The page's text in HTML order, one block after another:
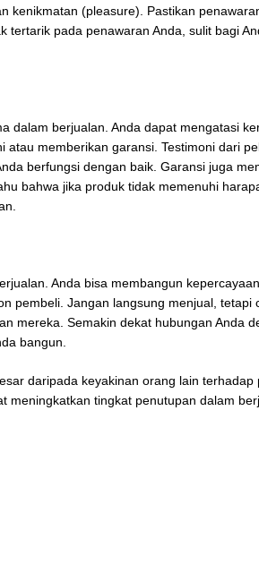
kenikmatan (pleasure). Pastikan
tertarik pada penawaran Anda, sulit bagi
dalam berjualan. Anda dapat mengatasi
memberikan garansi. Testimoni dari
berfungsi dengan baik. Garansi juga
bahwa jika produk tidak memenuhi
Anda bisa membangun
pembeli. Jangan langsung menjual, tetapi
mereka. Semakin dekat hubungan Anda
bangun.
daripada keyakinan orang lain terhadap
meningkatkan tingkat penutupan dalam